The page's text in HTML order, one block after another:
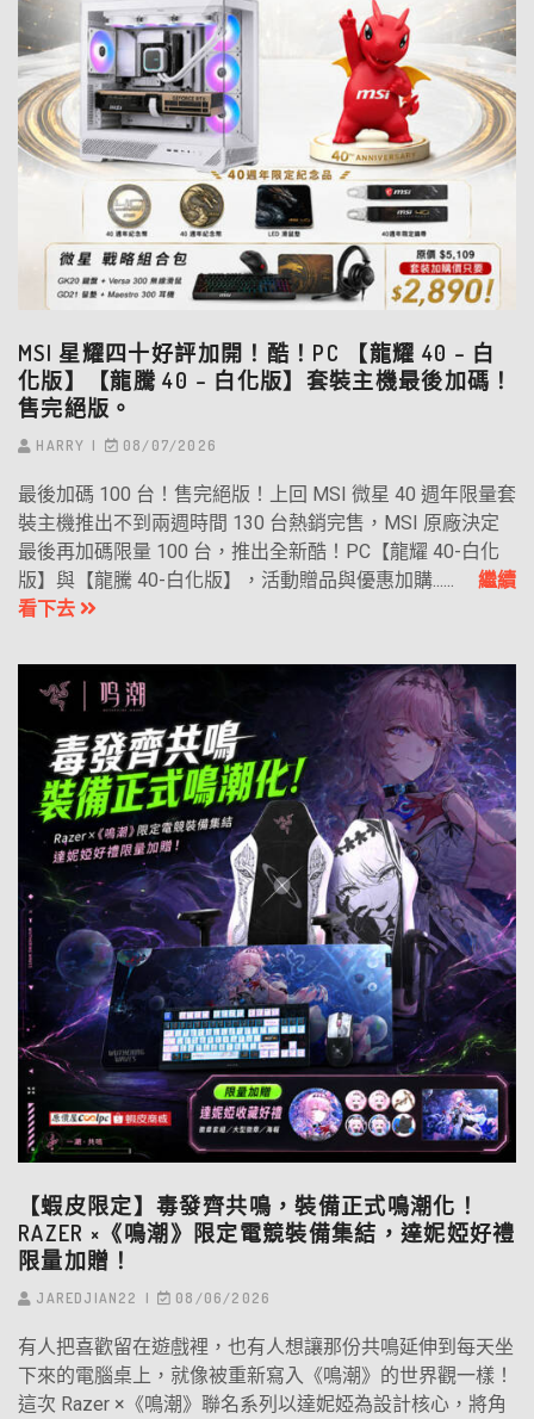
MSI 星耀四十好評加開！酷！PC 【龍耀 40 – 白
化版】【龍騰 40 – 白化版】套裝主機最後加碼！
售完絕版。
HARRY 08/07/2026
最後加碼 100 台！售完絕版！上回 MSI 微星 40 週年限量套
裝主機推出不到兩週時間 130 台熱銷完售，MSI 原廠決定
最後再加碼限量 100 台，推出全新酷！PC【龍耀 40-白化
版】與【龍騰 40-白化版】，活動贈品與優惠加購...... 繼續
看下去
【蝦皮限定】毒發齊共鳴，裝備正式鳴潮化！
RAZER ×《鳴潮》限定電競裝備集結，達妮婭好禮
限量加贈！
JAREDJIAN22 08/06/2026
有人把喜歡留在遊戲裡，也有人想讓那份共鳴延伸到每天坐
下來的電腦桌上，就像被重新寫入《鳴潮》的世界觀一樣！
這次 Razer ×《鳴潮》聯名系列以達妮婭為設計核心，將角